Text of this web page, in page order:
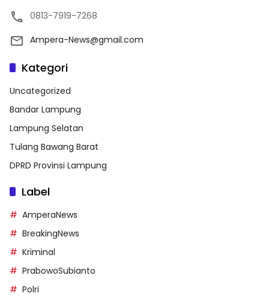
0813-7919-7268
Ampera-News@gmail.com
Kategori
Uncategorized
Bandar Lampung
Lampung Selatan
Tulang Bawang Barat
DPRD Provinsi Lampung
Label
AmperaNews
BreakingNews
Kriminal
PrabowoSubianto
Polri